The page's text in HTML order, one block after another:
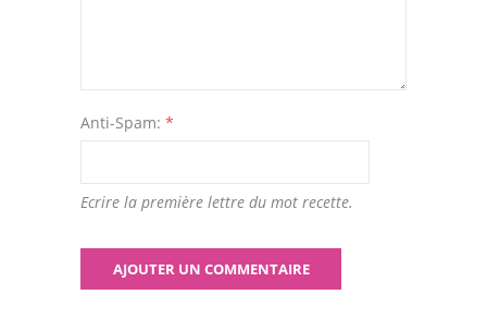
Anti-Spam: *
Ecrire la première lettre du mot recette.